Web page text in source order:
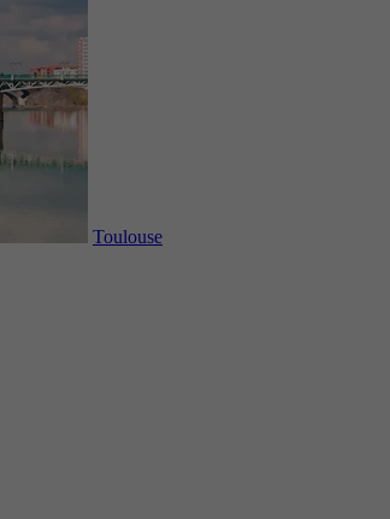
Toulouse